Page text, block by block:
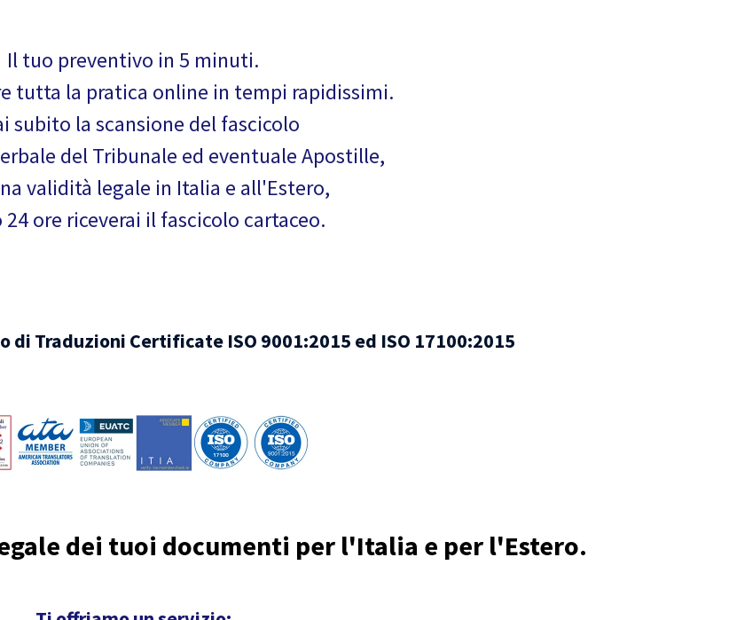
Il tuo preventivo in 5 minuti.
tutta la pratica online in tempi rapidissimi.
subito la scansione del fascicolo
del Tribunale ed eventuale Apostille,
validità legale in Italia e all'Estero,
24 ore riceverai il fascicolo cartaceo.
Traduzioni Certificate ISO 9001:2015 ed ISO 17100:2015
dei tuoi documenti per l'Italia e per l'Estero.